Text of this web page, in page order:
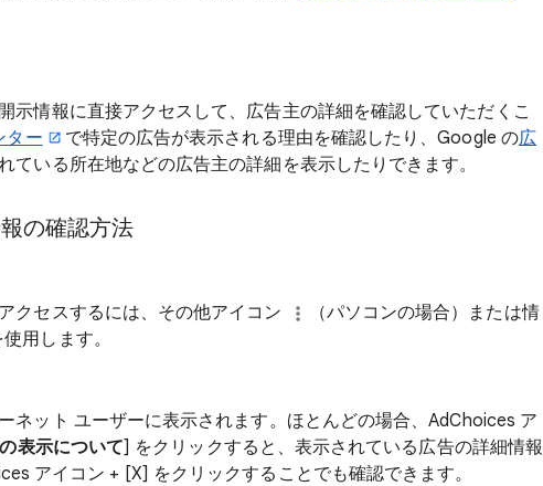
示情報に直接アクセスして、広告主の詳細を確認していただくこ
ター で特定の広告が表示される理由を確認したり、Google の広
ている所在地などの広告主の詳細を表示したりできます。
の確認方法
クセスするには、その他アイコン
（パソコンの場合）または情
用します。
ネット ユーザーに表示されます。ほとんどの場合、AdChoices ア
表示について] をクリックすると、表示されている広告の詳細情報
アイコン + [X] をクリックすることでも確認できます。